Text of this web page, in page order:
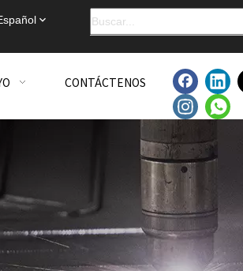
CONTÁCTENOS